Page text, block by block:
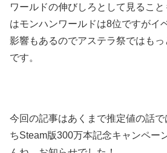
ワールドの伸びしろとして見るこ
はモンハンワールドは8位ですがイ
影響もあるのでアステラ祭ではもっ
です。
今回の記事はあくまで推定値の話で
ちSteam版300万本記念キャンペー